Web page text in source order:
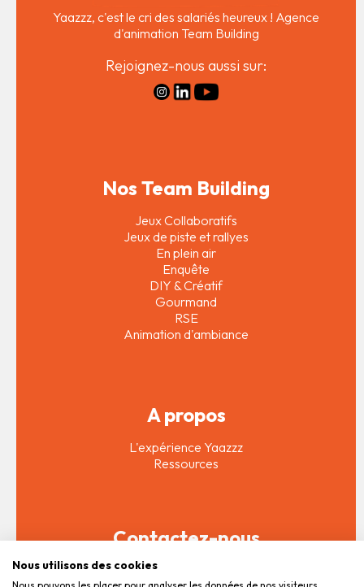
Yaazzz, c'est le cri des salariés heureux ! Agence
d'animation Team Building
Rejoignez-nous aussi sur:
Nos Team Building
Jeux Collaboratifs
Jeux de piste et rallyes
En plein air
Enquête
DIY & Créatif
Gourmand
RSE
Animation d'ambiance
A propos
L'expérience Yaazzz
Ressources
Contactez-nous
Soumettre mon projet
Nous utilisons des cookies